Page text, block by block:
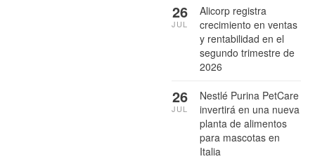
Alicorp registra
crecimiento en ventas
y rentabilidad en el
segundo trimestre de
2026
26
JUL
Nestlé Purina PetCare
invertirá en una nueva
planta de alimentos
para mascotas en
Italia
26
JUL